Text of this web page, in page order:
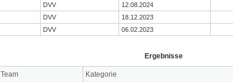
DVV 12.08.2024
DVV 18.12.2023
DVV 06.02.2023
Ergebnisse
Team Kategorie